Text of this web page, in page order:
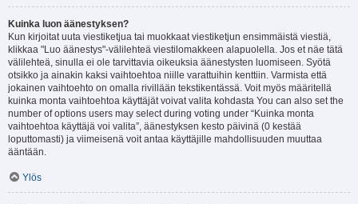
Kuinka luon äänestyksen?
Kun kirjoitat uuta viestiketjua tai muokkaat viestiketjun ensimmäistä viestiä,
klikkaa "Luo äänestys"-välilehteä viestilomakkeen alapuolella. Jos et näe tätä
välilehteä, sinulla ei ole tarvittavia oikeuksia äänestysten luomiseen. Syötä
otsikko ja ainakin kaksi vaihtoehtoa niille varattuihin kenttiin. Varmista että
jokainen vaihtoehto on omalla rivillään tekstikentässä. Voit myös määritellä
kuinka monta vaihtoehtoa käyttäjät voivat valita kohdasta You can also set the
number of options users may select during voting under “Kuinka monta
vaihtoehtoa käyttäjä voi valita”, äänestyksen kesto päivinä (0 kestää
loputtomasti) ja viimeisenä voit antaa käyttäjille mahdollisuuden muuttaa
ääntään.
Ylös